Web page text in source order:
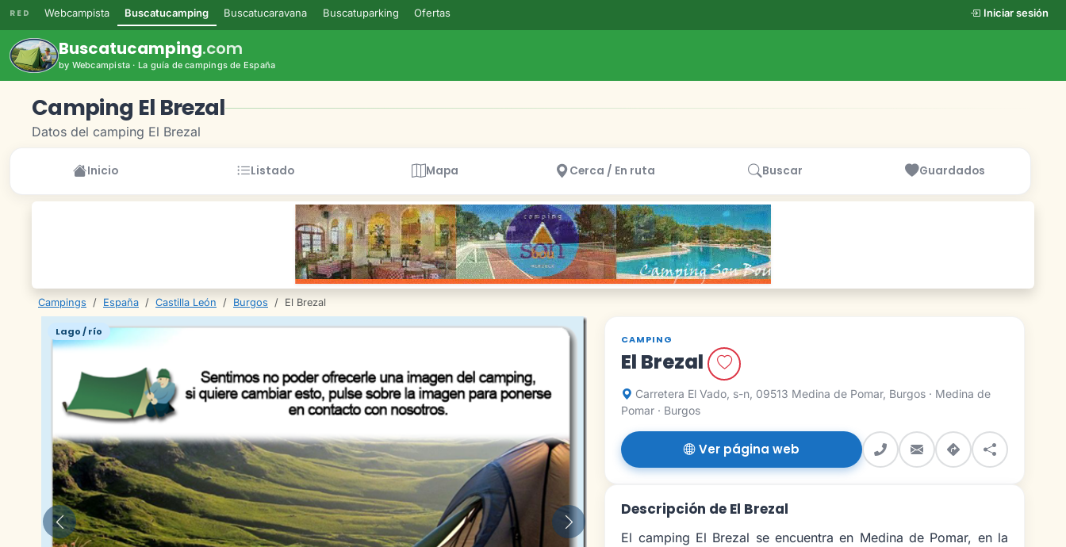
RED Webcampista Buscatucamping Buscatucaravana Buscatuparking Ofertas Iniciar sesión
Buscatucamping.com
by Webcampista · La guía de campings de España
Camping El Brezal
Datos del camping El Brezal
Inicio Listado Mapa Cerca / En ruta Buscar Guardados
Campings / España / Castilla León / Burgos / El Brezal
Lago / río
Anterior Siguiente
CAMPING
El Brezal
Carretera El Vado, s-n, 09513 Medina de Pomar, Burgos · Medina de
Pomar · Burgos
Ver página web
Descripción de El Brezal
El camping El Brezal se encuentra en Medina de Pomar, en la